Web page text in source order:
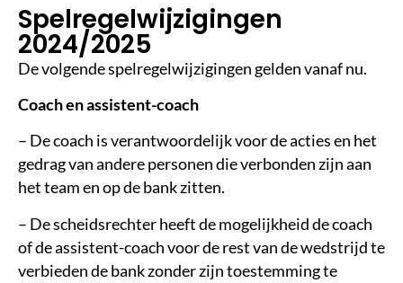
Spelregelwijzigingen
2024/2025
De volgende spelregelwijzigingen gelden vanaf nu.
Coach en assistent-coach
– De coach is verantwoordelijk voor de acties en het
gedrag van andere personen die verbonden zijn aan
het team en op de bank zitten.
– De scheidsrechter heeft de mogelijkheid de coach
of de assistent-coach voor de rest van de wedstrijd te
verbieden de bank zonder zijn toestemming te